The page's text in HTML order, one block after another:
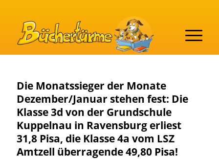
Die Monatssieger der Monate
Dezember/Januar stehen fest: Die
Klasse 3d von der Grundschule
Kuppelnau in Ravensburg erliest
31,8 Pisa, die Klasse 4a vom LSZ
Amtzell überragende 49,80 Pisa!